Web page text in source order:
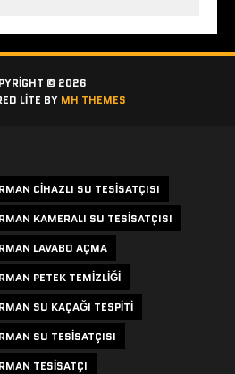
© 2026
LITE BY MH THEMES
CIHAZLI SU TESISATÇISI
KAMERALI SU TESISATÇISI
LAVABO AÇMA
PETEK TEMIZLIĞI
SU KAÇAĞI TESPITI
SU TESISATÇISI
TESISATÇI